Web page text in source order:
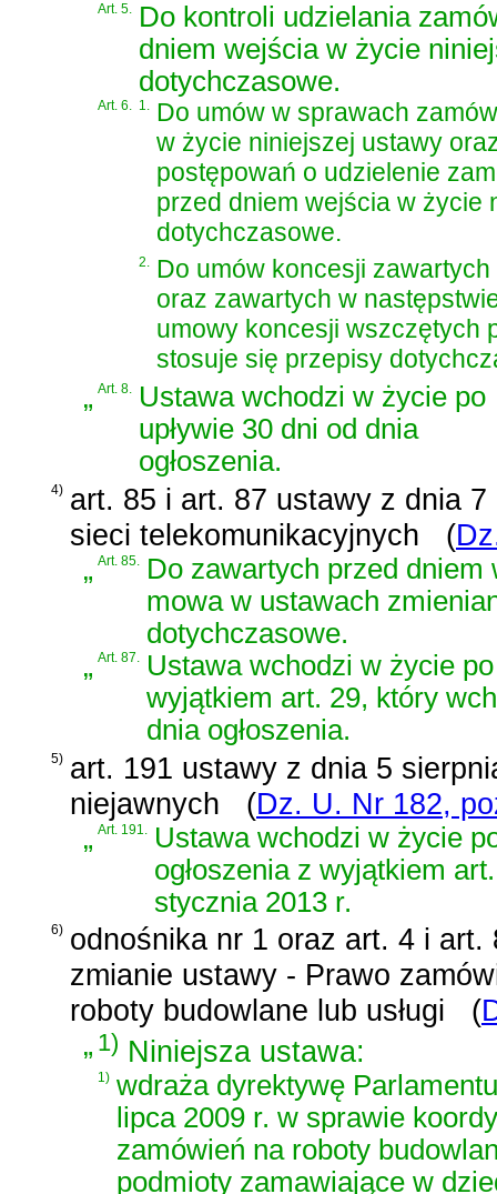
Art. 5. Do kontroli udzielania
dniem wejścia w życie
dotychczasowe.
Art. 6. 1. Do umów w sprawach
w życie niniejszej ustawy
postępowań o udzielenie
przed dniem wejścia w życie
dotychczasowe.
2. Do umów koncesji
oraz zawartych w
umowy koncesji wszczętych
stosuje się przepisy
„Art. 8. Ustawa wchodzi w życie po
upływie 30 dni od dnia
ogłoszenia.
4) art. 85 i art. 87 ustawy z dnia 7
sieci telekomunikacyjnych
(
„Art. 85. Do zawartych przed
mowa w ustawach
dotychczasowe.
„Art. 87. Ustawa wchodzi w życie
wyjątkiem art. 29, który
dnia ogłoszenia.
5) art. 191 ustawy z dnia 5
niejawnych
(Dz. U. Nr 182,
„Art. 191.
Ustawa wchodzi w życie
ogłoszenia z wyjątkiem
stycznia 2013 r.
6) odnośnika nr 1 oraz art. 4 i art.
zmianie ustawy - Prawo
roboty budowlane lub usługi
(
„1) Niniejsza ustawa:
1) wdraża dyrektywę
lipca 2009 r. w sprawie
zamówień na roboty
podmioty zamawiające w